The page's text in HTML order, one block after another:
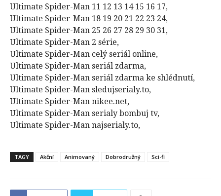
Ultimate Spider-Man 11 12 13 14 15 16 17,
Ultimate Spider-Man 18 19 20 21 22 23 24,
Ultimate Spider-Man 25 26 27 28 29 30 31,
Ultimate Spider-Man 2 série,
Ultimate Spider-Man celý seriál online,
Ultimate Spider-Man seriál zdarma,
Ultimate Spider-Man seriál zdarma ke shlédnutí,
Ultimate Spider-Man sledujserialy.to,
Ultimate Spider-Man nikee.net,
Ultimate Spider-Man serialy bombuj tv,
Ultimate Spider-Man najserialy.to,
TAGY Akční Animovaný Dobrodružný Sci-fi